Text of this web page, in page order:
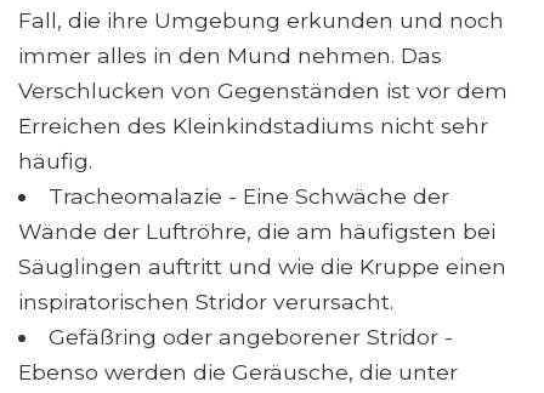
Fall, die ihre Umgebung erkunden und noch
immer alles in den Mund nehmen. Das
Verschlucken von Gegenständen ist vor dem
Erreichen des Kleinkindstadiums nicht sehr
häufig.
Tracheomalazie - Eine Schwäche der
Wände der Luftröhre, die am häufigsten bei
Säuglingen auftritt und wie die Kruppe einen
inspiratorischen Stridor verursacht.
Gefäßring oder angeborener Stridor -
Ebenso werden die Geräusche, die unter